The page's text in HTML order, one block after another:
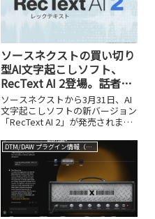
CASIOはそ...
ソースネクストの買い切り
型AI文字起こしソフト、
RecText AI 2登場。話者分
離機能を新搭載し、グレー
ドアップした最新版をチェ
ック
ソースネクストから3月31日、AI
文字起こしソフトの新バージョン
「RecText AI 2」が発売されまし
ウンロード版で、初代と同じく買
い切り型・オフライン処理という
基本コンセプトを引き継ぎつつ、
複数の新機...
DTM/DAW プラグイン情報（VST AU AAX）